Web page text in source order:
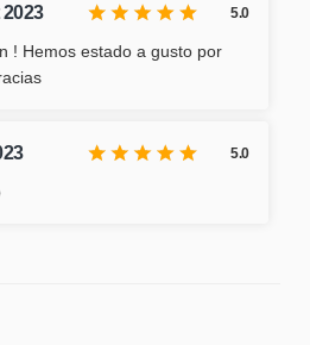
5.0
! Hemos estado a gusto por
5.0